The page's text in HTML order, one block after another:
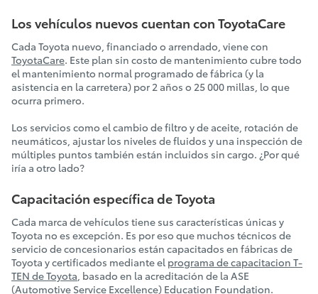
Los vehículos nuevos cuentan con ToyotaCare
Cada Toyota nuevo, financiado o arrendado, viene con
ToyotaCare. Este plan sin costo de mantenimiento cubre todo
el mantenimiento normal programado de fábrica (y la
asistencia en la carretera) por 2 años o 25 000 millas, lo que
ocurra primero.
Los servicios como el cambio de filtro y de aceite, rotación de
neumáticos, ajustar los niveles de fluidos y una inspección de
múltiples puntos también están incluidos sin cargo. ¿Por qué
iría a otro lado?
Capacitación específica de Toyota
Cada marca de vehículos tiene sus características únicas y
Toyota no es excepción. Es por eso que muchos técnicos de
servicio de concesionarios están capacitados en fábricas de
Toyota y certificados mediante el programa de capacitacion T-
TEN de Toyota, basado en la acreditación de la ASE
(Automotive Service Excellence) Education Foundation.